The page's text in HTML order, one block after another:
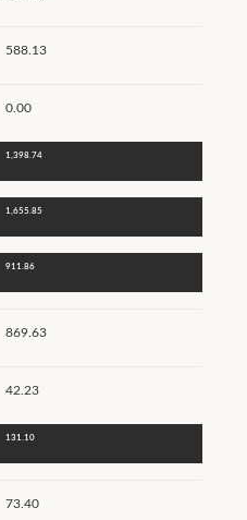
588.13
0.00
1,398.74
1,655.85
911.86
869.63
42.23
131.10
73.40